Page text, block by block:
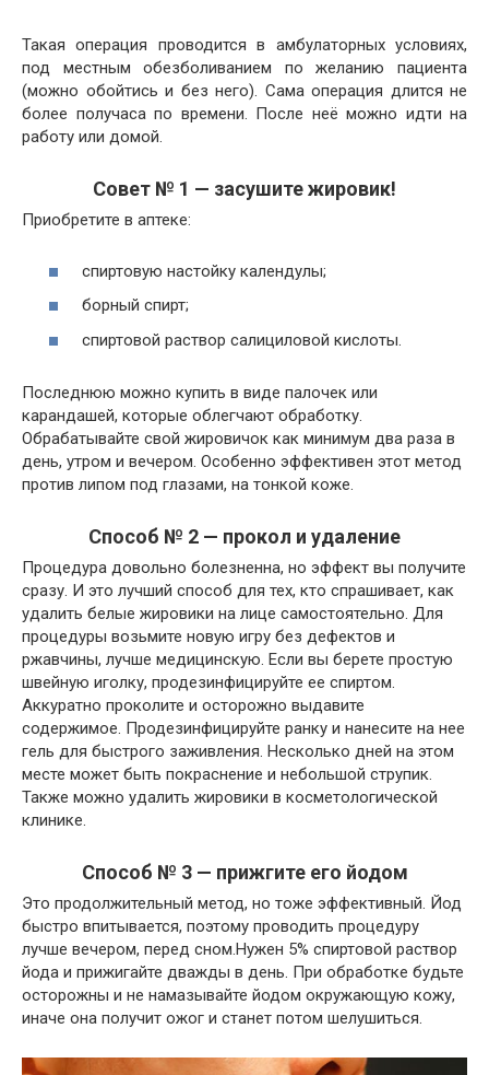
Такая операция проводится в амбулаторных условиях,
под местным обезболиванием по желанию пациента
(можно обойтись и без него). Сама операция длится не
более получаса по времени. После неё можно идти на
работу или домой.
Совет № 1 — засушите жировик!
Приобретите в аптеке:
спиртовую настойку календулы;
борный спирт;
спиртовой раствор салициловой кислоты.
Последнюю можно купить в виде палочек или
карандашей, которые облегчают обработку.
Обрабатывайте свой жировичок как минимум два раза в
день, утром и вечером. Особенно эффективен этот метод
против липом под глазами, на тонкой коже.
Способ № 2 — прокол и удаление
Процедура довольно болезненна, но эффект вы получите
сразу. И это лучший способ для тех, кто спрашивает, как
удалить белые жировики на лице самостоятельно. Для
процедуры возьмите новую игру без дефектов и
ржавчины, лучше медицинскую. Если вы берете простую
швейную иголку, продезинфицируйте ее спиртом.
Аккуратно проколите и осторожно выдавите
содержимое. Продезинфицируйте ранку и нанесите на нее
гель для быстрого заживления. Несколько дней на этом
месте может быть покраснение и небольшой струпик.
Также можно удалить жировики в косметологической
клинике.
Способ № 3 — прижгите его йодом
Это продолжительный метод, но тоже эффективный. Йод
быстро впитывается, поэтому проводить процедуру
лучше вечером, перед сном.Нужен 5% спиртовой раствор
йода и прижигайте дважды в день. При обработке будьте
осторожны и не намазывайте йодом окружающую кожу,
иначе она получит ожог и станет потом шелушиться.